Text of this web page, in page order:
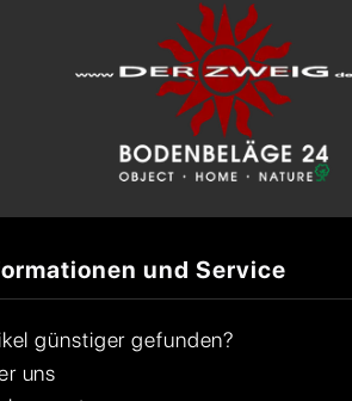
und Service
günstiger gefunden?
uns